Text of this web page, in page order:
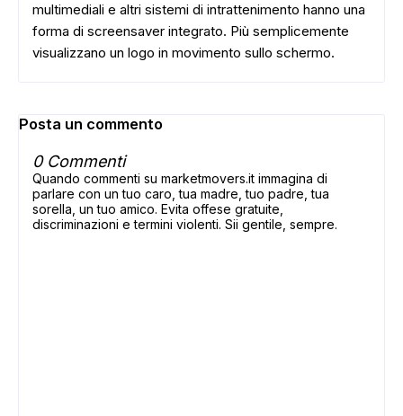
ADS
multimediali e altri sistemi di intrattenimento hanno una
forma di screensaver integrato. Più semplicemente
visualizzano un logo in movimento sullo schermo.
Posta un commento
0 Commenti
Quando commenti su marketmovers.it immagina di
parlare con un tuo caro, tua madre, tuo padre, tua
sorella, un tuo amico. Evita offese gratuite,
discriminazioni e termini violenti. Sii gentile, sempre.